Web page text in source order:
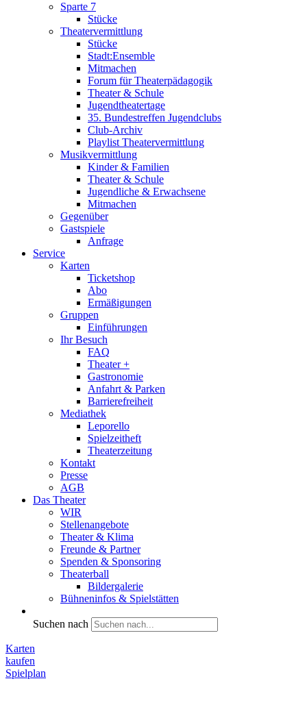
Sparte 7
Stücke
Theatervermittlung
Stücke
Stadt:Ensemble
Mitmachen
Forum für Theaterpädagogik
Theater & Schule
Jugendtheatertage
35. Bundestreffen Jugendclubs
Club-Archiv
Playlist Theatervermittlung
Musikvermittlung
Kinder & Familien
Theater & Schule
Jugendliche & Erwachsene
Mitmachen
Gegenüber
Gastspiele
Anfrage
Service
Karten
Ticketshop
Abo
Ermäßigungen
Gruppen
Einführungen
Ihr Besuch
FAQ
Theater +
Gastronomie
Anfahrt & Parken
Barrierefreiheit
Mediathek
Leporello
Spielzeitheft
Theaterzeitung
Kontakt
Presse
AGB
Das Theater
WIR
Stellenangebote
Theater & Klima
Freunde & Partner
Spenden & Sponsoring
Theaterball
Bildergalerie
Bühneninfos & Spielstätten
Suchen nach
Karten
kaufen
Spielplan